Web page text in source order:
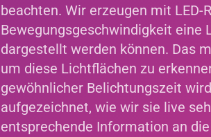
beachten. Wir erzeugen mit LED-
Bewegungsgeschwindigkeit eine
dargestellt werden können. Das
um diese Lichtflächen zu
gewöhnlicher Belichtungszeit
aufgezeichnet, wie wir sie live
entsprechende Information an